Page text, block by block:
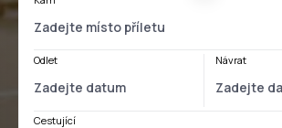
Odlet Návrat
Cestující